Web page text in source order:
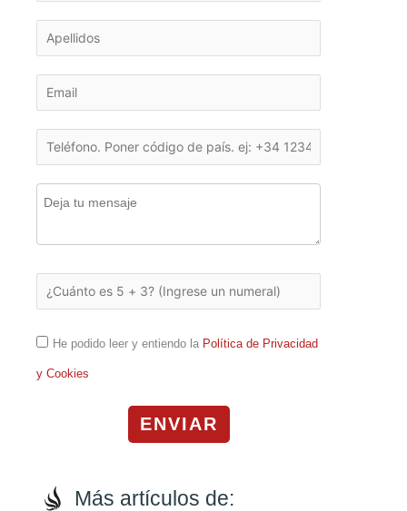
He podido leer y entiendo la Política de Privacidad
y Cookies
ENVIAR
Más artículos de: